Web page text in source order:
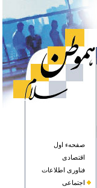
صفحهء اول
اقتصادی
فناوری اطلاعات
اجتماعی